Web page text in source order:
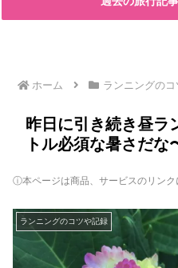
ホーム ランニングの
昨日に引き続き昼ラ
トル必須な暑さだな
ⓘ本ページは商品、サービスのリン
ランニングのコツや記録